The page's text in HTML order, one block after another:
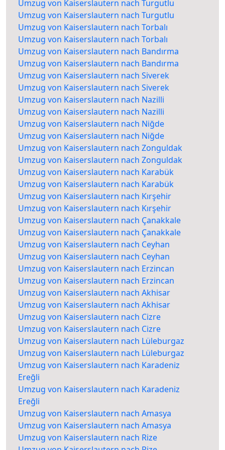
Umzug von Kaiserslautern nach Turgutlu
Umzug von Kaiserslautern nach Turgutlu
Umzug von Kaiserslautern nach Torbalı
Umzug von Kaiserslautern nach Torbalı
Umzug von Kaiserslautern nach Bandırma
Umzug von Kaiserslautern nach Bandırma
Umzug von Kaiserslautern nach Siverek
Umzug von Kaiserslautern nach Siverek
Umzug von Kaiserslautern nach Nazilli
Umzug von Kaiserslautern nach Nazilli
Umzug von Kaiserslautern nach Niğde
Umzug von Kaiserslautern nach Niğde
Umzug von Kaiserslautern nach Zonguldak
Umzug von Kaiserslautern nach Zonguldak
Umzug von Kaiserslautern nach Karabük
Umzug von Kaiserslautern nach Karabük
Umzug von Kaiserslautern nach Kırşehir
Umzug von Kaiserslautern nach Kırşehir
Umzug von Kaiserslautern nach Çanakkale
Umzug von Kaiserslautern nach Çanakkale
Umzug von Kaiserslautern nach Ceyhan
Umzug von Kaiserslautern nach Ceyhan
Umzug von Kaiserslautern nach Erzincan
Umzug von Kaiserslautern nach Erzincan
Umzug von Kaiserslautern nach Akhisar
Umzug von Kaiserslautern nach Akhisar
Umzug von Kaiserslautern nach Cizre
Umzug von Kaiserslautern nach Cizre
Umzug von Kaiserslautern nach Lüleburgaz
Umzug von Kaiserslautern nach Lüleburgaz
Umzug von Kaiserslautern nach Karadeniz
Ereğli
Umzug von Kaiserslautern nach Karadeniz
Ereğli
Umzug von Kaiserslautern nach Amasya
Umzug von Kaiserslautern nach Amasya
Umzug von Kaiserslautern nach Rize